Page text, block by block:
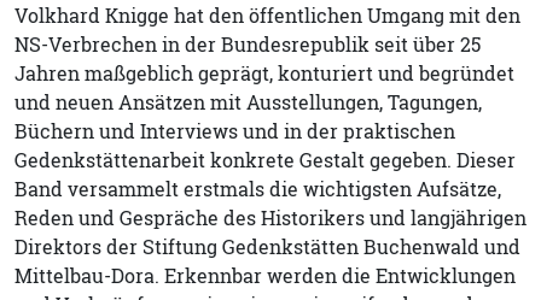
Volkhard Knigge hat den öffentlichen Umgang mit den
NS-Verbrechen in der Bundesrepublik seit über 25
Jahren maßgeblich geprägt, konturiert und begründet
und neuen Ansätzen mit Ausstellungen, Tagungen,
Büchern und Interviews und in der praktischen
Gedenkstättenarbeit konkrete Gestalt gegeben. Dieser
Band versammelt erstmals die wichtigsten Aufsätze,
Reden und Gespräche des Historikers und langjährigen
Direktors der Stiftung Gedenkstätten Buchenwald und
Mittelbau-Dora. Erkennbar werden die Entwicklungen